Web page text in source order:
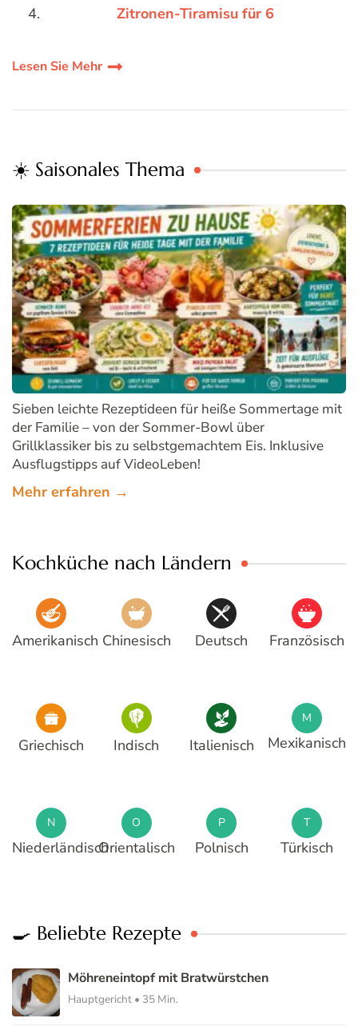
Zitronen-Tiramisu für 6
Lesen Sie Mehr
☀️ Saisonales Thema
Sieben leichte Rezeptideen für heiße Sommertage mit
der Familie – von der Sommer-Bowl über
Grillklassiker bis zu selbstgemachtem Eis. Inklusive
Ausflugstipps auf VideoLeben!
Mehr erfahren →
Kochküche nach Ländern
Amerikanisch Chinesisch Deutsch Französisch
Griechisch Indisch Italienisch
M
Mexikanisch
N
Niederländisch
O
Orientalisch
P
Polnisch
T
Türkisch
🍳 Beliebte Rezepte
Möhreneintopf mit Bratwürstchen
Hauptgericht • 35 Min.